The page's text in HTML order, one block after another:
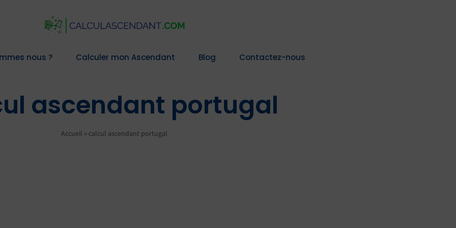
nous ? Calculer mon Ascendant Blog Contactez-nous
ascendant portugal
Accueil » calcul ascendant portugal